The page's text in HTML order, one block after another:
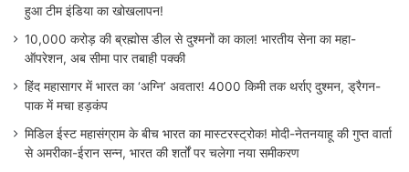
हुआ टीम इंडिया का खोखलापन!
10,000 करोड़ की ब्रह्मोस डील से दुश्मनों का काल! भारतीय सेना का महा-
ऑपरेशन, अब सीमा पार तबाही पक्की
हिंद महासागर में भारत का ‘अग्नि’ अवतार! 4000 किमी तक थर्राए दुश्मन, ड्रैगन-
पाक में मचा हड़कंप
मिडिल ईस्ट महासंग्राम के बीच भारत का मास्टरस्ट्रोक! मोदी-नेतनयाहू की गुप्त वार्ता
से अमरीका-ईरान सन्न, भारत की शर्तों पर चलेगा नया समीकरण